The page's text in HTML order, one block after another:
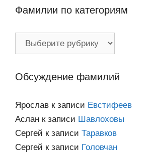
Фамилии по категориям
Фамилии
Обсуждение фамилий
Ярослав к записи Евстифеев
Аслан к записи Шавлоховы
Сергей к записи Таравков
Сергей к записи Головчан